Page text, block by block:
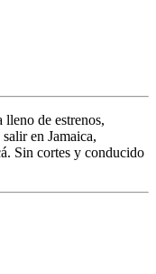
lleno de estrenos,
salir en Jamaica,
Sin cortes y conducido